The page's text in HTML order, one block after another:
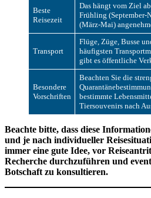
Beste
Reisezeit
Das hängt vom Ziel
Frühling (September-
(März-Mai)
Transport
Flüge, Züge, Busse
häufigsten
gibt es öffentliche
Besondere
Vorschriften
Beachten Sie die
bestimmte
Tiersouvenirs nach
Beachte bitte, dass diese
und je nach individueller
immer eine gute Idee, vor
Recherche durchzuführen und
Botschaft zu konsultieren.